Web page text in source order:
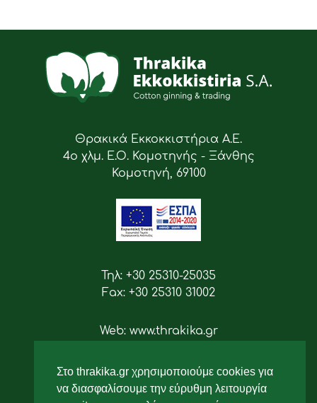
Στο thrakika.gr χρησιμοποιούμε cookies για
να διασφαλίσουμε την εύρυθμη λειτουργία
Θρακικά Εκκοκκιστήρια Α.Ε.
4ο χλμ. Ε.Ο. Κομοτηνής - Ξάνθης
Κομοτηνή, 69100
Τηλ: +30 25310-25035
Fax: +30 25310 31002
Web: www.thrakika.gr
Ακολουθήστε μας